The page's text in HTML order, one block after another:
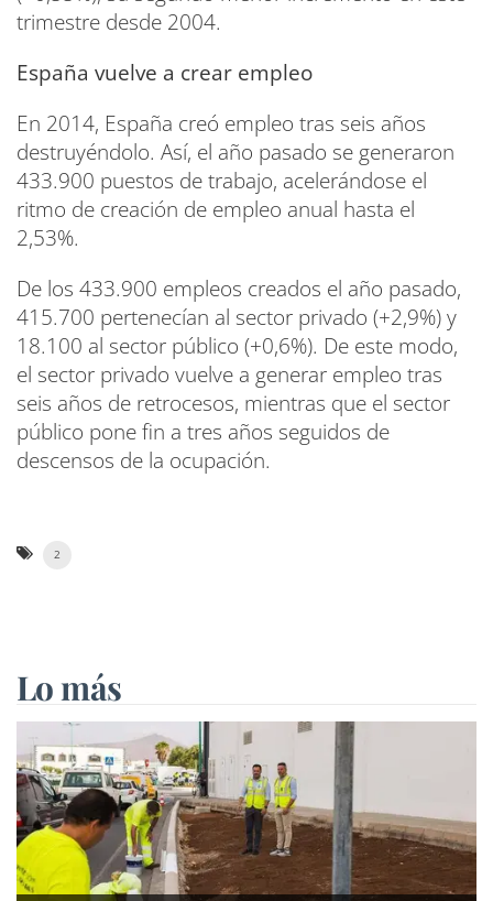
trimestre desde 2004.
España vuelve a crear empleo
En 2014, España creó empleo tras seis años
destruyéndolo. Así, el año pasado se generaron
433.900 puestos de trabajo, acelerándose el
ritmo de creación de empleo anual hasta el
2,53%.
De los 433.900 empleos creados el año pasado,
415.700 pertenecían al sector privado (+2,9%) y
18.100 al sector público (+0,6%). De este modo,
el sector privado vuelve a generar empleo tras
seis años de retrocesos, mientras que el sector
público pone fin a tres años seguidos de
descensos de la ocupación.
2
Lo más